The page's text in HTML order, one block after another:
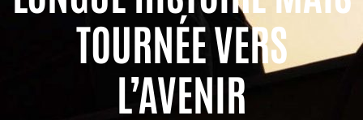
TOURNÉE VERS
L’AVENIR